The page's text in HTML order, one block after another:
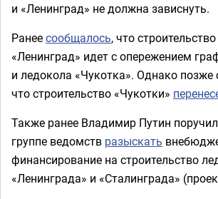
и «Ленинград» не должна зависнуть.
Ранеесообщалось, что
«Ленинград» идет с опережением
и ледокола «Чукотка». Однако позже
что строительство «Чукотки»
Также ранее Владимир Путин
группе ведомств разыскать
финансирование на строительство
«Ленинграда» и «Сталинграда»